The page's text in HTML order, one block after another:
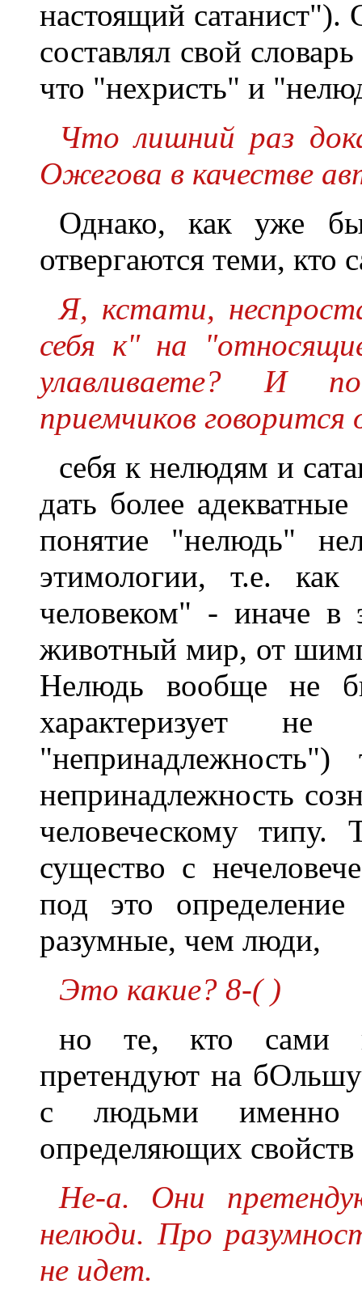
настоящий сатанист").
составлял свой
что "нехристь" и
Что лишний раз
Ожегова в качестве
Однако, как уже
отвергаются теми, кто
Я, кстати,
себя к" на
улавливаете? И
приемчиков
себя к нелюдям и
дать более
понятие "нелюдь"
этимологии, т.е.
человеком" - иначе в
животный мир, от
Нелюдь вообще не
характеризует не
непринадлежность
человеческому
существо с
под это
разумные, чем люди,
Это какие? 8-( )
но те, кто сами
претендуют на
с людьми именно
определяющих свойств
Не-а. Они
нелюди. Про
не идет.